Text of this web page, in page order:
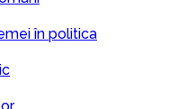
în politica